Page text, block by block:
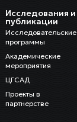
Исследования и
публикации
Исследовательские
программы
Академические
мероприятия
ЦГСАД
Проекты в
партнерстве